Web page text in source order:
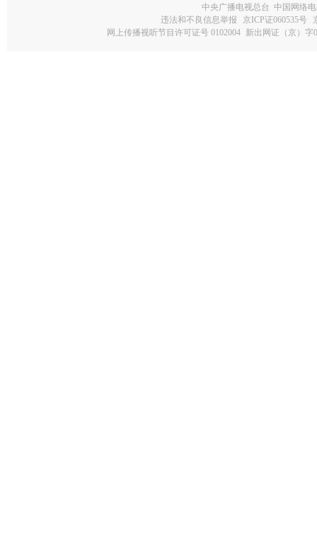
中央广播电视总台 中国网络
违法和不良信息举报
京ICP证060535号
网上传播视听节目许可证号 0102004 新出网证（京）